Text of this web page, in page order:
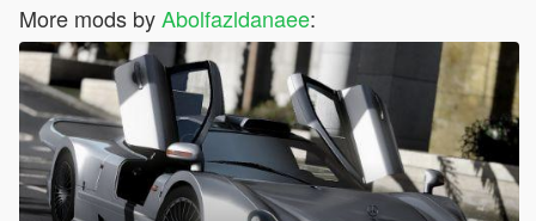
More mods byAbolfazldanaee: